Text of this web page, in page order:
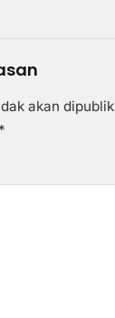
akan
*